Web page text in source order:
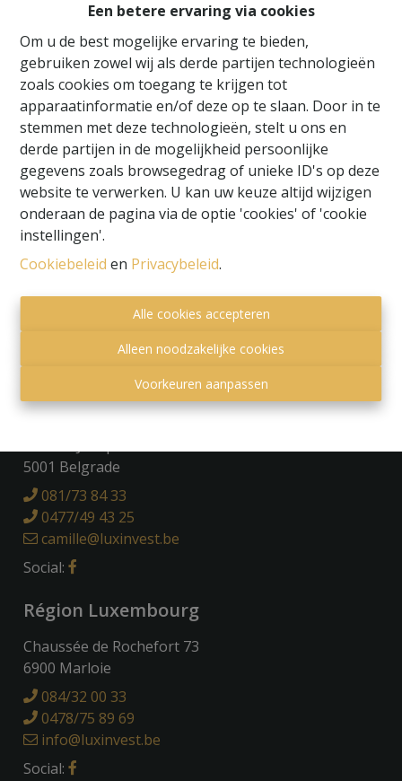
Een betere ervaring via cookies
Om u de best mogelijke ervaring te bieden,
gebruiken zowel wij als derde partijen technologieën
zoals cookies om toegang te krijgen tot
apparaatinformatie en/of deze op te slaan. Door in te
stemmen met deze technologieën, stelt u ons en
derde partijen in de mogelijkheid persoonlijke
gegevens zoals browsegedrag of unieke ID's op deze
website te verwerken. U kan uw keuze altijd wijzigen
onderaan de pagina via de optie 'cookies' of 'cookie
instellingen'.
Cookiebeleid en Privacybeleid.
Alle cookies accepteren
Alleen noodzakelijke cookies
Voorkeuren aanpassen
Beroepsinstituut van Vastgoedmakelaars,
Luxemburgstraat 16 B te 1000 Brussel.
Onderworpen aan dedeontologische code van het
Région Namuroise
5001 Belgrade
081/73 84 33
0477/49 43 25
camille@luxinvest.be
Social:
Région Luxembourg
Chaussée de Rochefort 73
6900 Marloie
084/32 00 33
0478/75 89 69
info@luxinvest.be
Social: